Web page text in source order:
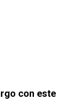
con este